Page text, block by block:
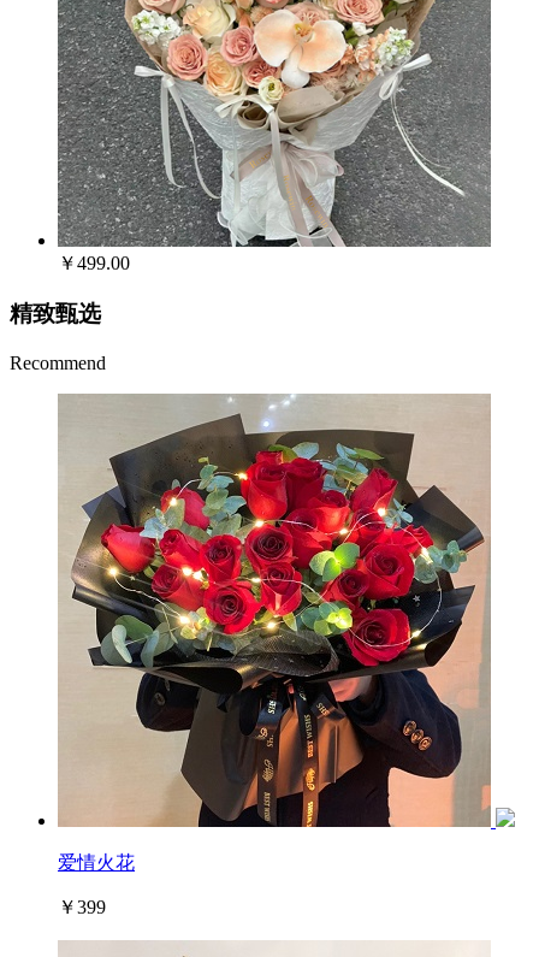
￥499.00
精致甄选
Recommend
爱情火花
￥399